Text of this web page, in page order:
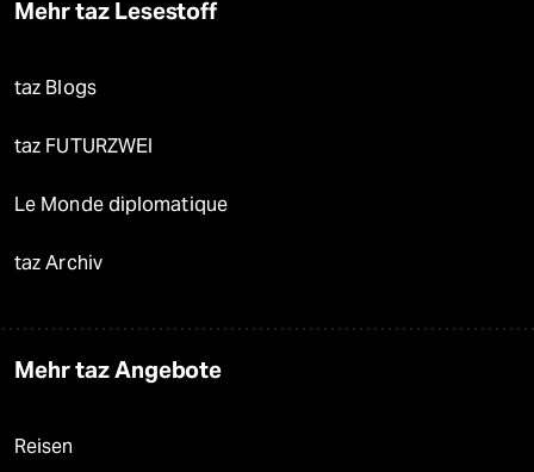
Mehr taz Lesestoff
taz Blogs
taz FUTURZWEI
Le Monde diplomatique
taz Archiv
Mehr taz Angebote
Reisen